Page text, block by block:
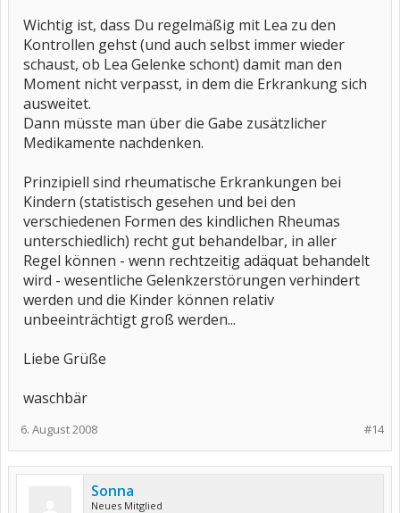
Wichtig ist, dass Du regelmäßig mit Lea zu den
Kontrollen gehst (und auch selbst immer wieder
schaust, ob Lea Gelenke schont) damit man den
Moment nicht verpasst, in dem die Erkrankung sich
ausweitet.
Dann müsste man über die Gabe zusätzlicher
Medikamente nachdenken.
Prinzipiell sind rheumatische Erkrankungen bei
Kindern (statistisch gesehen und bei den
verschiedenen Formen des kindlichen Rheumas
unterschiedlich) recht gut behandelbar, in aller
Regel können - wenn rechtzeitig adäquat behandelt
wird - wesentliche Gelenkzerstörungen verhindert
werden und die Kinder können relativ
unbeeinträchtigt groß werden...
Liebe Grüße
waschbär
#14
6. August 2008
Sonna
Neues Mitglied